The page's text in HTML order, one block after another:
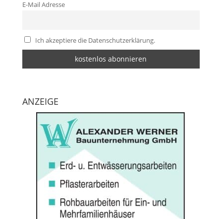
E-Mail Adresse
Ich akzeptiere die Datenschutzerklärung.
ANZEIGE